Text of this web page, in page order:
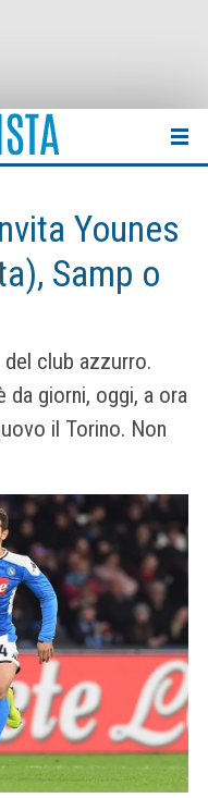
Younes
Samp o
club azzurro.
da giorni, oggi, a ora
il Torino. Non